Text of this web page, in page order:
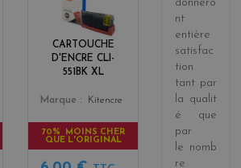
CARTOUCHE
D'ENCRE CLI-
551BK XL
Color
c
k
Marque Kitencre
70% MOINS CHER
QUE L'ORIGINAL
donnero
nt
entière
satisfac
tion
tant par
la qualit
é que
par
le nomb
re